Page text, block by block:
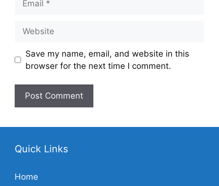
Save my name, email, and website in this
browser for the next time I comment.
Quick Links
Home